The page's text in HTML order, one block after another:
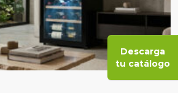
Descarga
tu catálogo